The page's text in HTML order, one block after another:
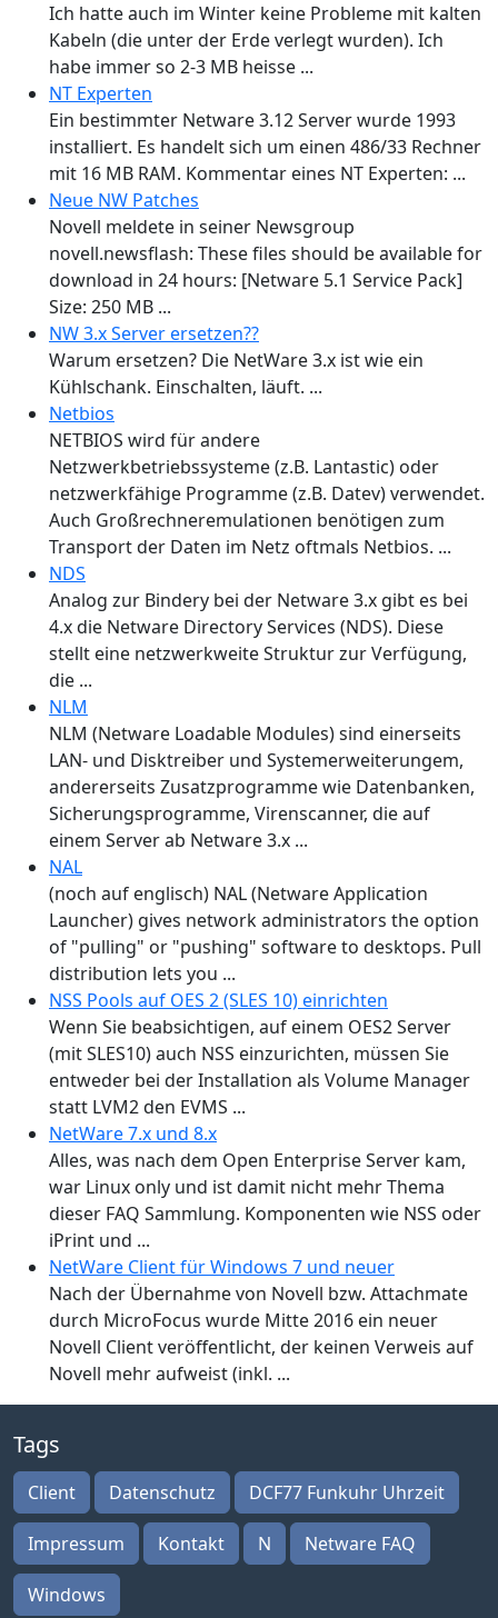
Ich hatte auch im Winter keine Probleme mit kalten
Kabeln (die unter der Erde verlegt wurden). Ich
habe immer so 2-3 MB heisse ...
NT Experten
Ein bestimmter Netware 3.12 Server wurde 1993
installiert. Es handelt sich um einen 486/33 Rechner
mit 16 MB RAM. Kommentar eines NT Experten: ...
Neue NW Patches
Novell meldete in seiner Newsgroup
novell.newsflash: These files should be available for
download in 24 hours: [Netware 5.1 Service Pack]
Size: 250 MB ...
NW 3.x Server ersetzen??
Warum ersetzen? Die NetWare 3.x ist wie ein
Kühlschank. Einschalten, läuft. ...
Netbios
NETBIOS wird für andere
Netzwerkbetriebssysteme (z.B. Lantastic) oder
netzwerkfähige Programme (z.B. Datev) verwendet.
Auch Großrechneremulationen benötigen zum
Transport der Daten im Netz oftmals Netbios. ...
NDS
Analog zur Bindery bei der Netware 3.x gibt es bei
4.x die Netware Directory Services (NDS). Diese
stellt eine netzwerkweite Struktur zur Verfügung,
die ...
NLM
NLM (Netware Loadable Modules) sind einerseits
LAN- und Disktreiber und Systemerweiterungem,
andererseits Zusatzprogramme wie Datenbanken,
Sicherungsprogramme, Virenscanner, die auf
einem Server ab Netware 3.x ...
NAL
(noch auf englisch) NAL (Netware Application
Launcher) gives network administrators the option
of "pulling" or "pushing" software to desktops. Pull
distribution lets you ...
NSS Pools auf OES 2 (SLES 10) einrichten
Wenn Sie beabsichtigen, auf einem OES2 Server
(mit SLES10) auch NSS einzurichten, müssen Sie
entweder bei der Installation als Volume Manager
statt LVM2 den EVMS ...
NetWare 7.x und 8.x
Alles, was nach dem Open Enterprise Server kam,
war Linux only und ist damit nicht mehr Thema
dieser FAQ Sammlung. Komponenten wie NSS oder
iPrint und ...
NetWare Client für Windows 7 und neuer
Nach der Übernahme von Novell bzw. Attachmate
durch MicroFocus wurde Mitte 2016 ein neuer
Novell Client veröffentlicht, der keinen Verweis auf
Novell mehr aufweist (inkl. ...
Tags
Client Datenschutz DCF77 Funkuhr Uhrzeit
Impressum Kontakt N Netware FAQ
Windows